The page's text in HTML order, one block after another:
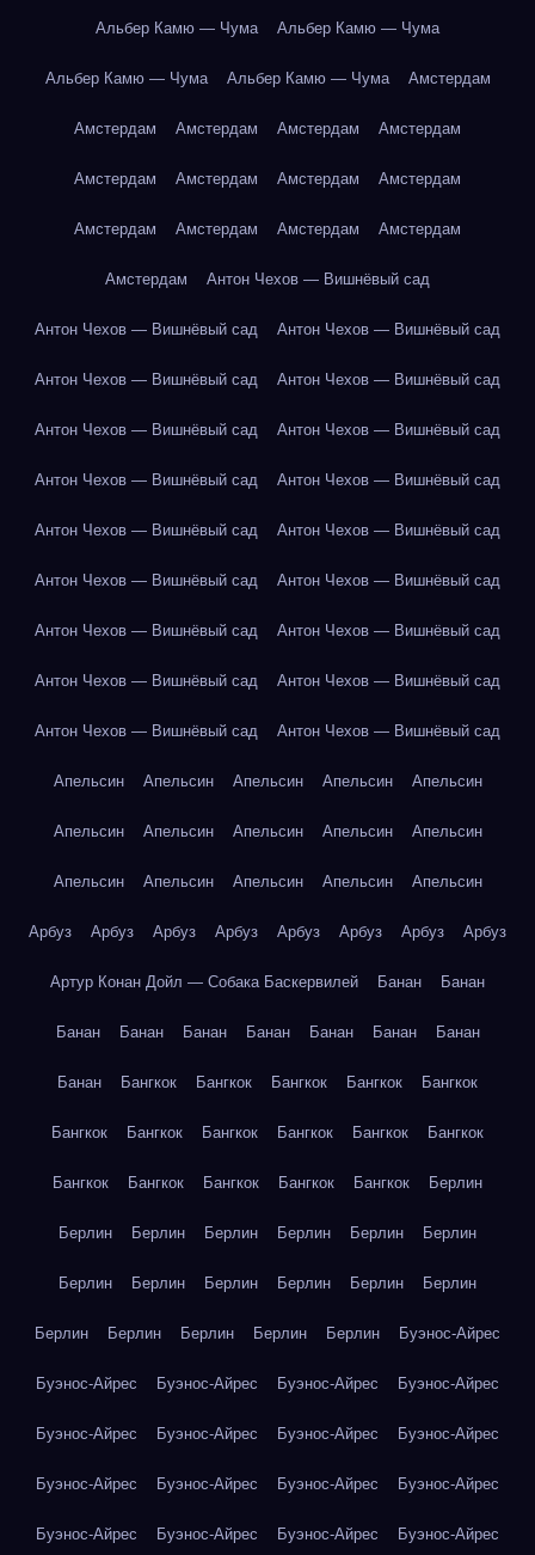
Альбер Камю — Чума Альбер Камю — Чума
Альбер Камю — Чума Альбер Камю — Чума Амстердам
Амстердам Амстердам Амстердам Амстердам
Амстердам Амстердам Амстердам Амстердам
Амстердам Амстердам Амстердам Амстердам
Амстердам Антон Чехов — Вишнёвый сад
Антон Чехов — Вишнёвый сад Антон Чехов — Вишнёвый сад
Антон Чехов — Вишнёвый сад Антон Чехов — Вишнёвый сад
Антон Чехов — Вишнёвый сад Антон Чехов — Вишнёвый сад
Антон Чехов — Вишнёвый сад Антон Чехов — Вишнёвый сад
Антон Чехов — Вишнёвый сад Антон Чехов — Вишнёвый сад
Антон Чехов — Вишнёвый сад Антон Чехов — Вишнёвый сад
Антон Чехов — Вишнёвый сад Антон Чехов — Вишнёвый сад
Антон Чехов — Вишнёвый сад Антон Чехов — Вишнёвый сад
Антон Чехов — Вишнёвый сад Антон Чехов — Вишнёвый сад
Апельсин Апельсин Апельсин Апельсин Апельсин
Апельсин Апельсин Апельсин Апельсин Апельсин
Апельсин Апельсин Апельсин Апельсин Апельсин
Арбуз Арбуз Арбуз Арбуз Арбуз Арбуз Арбуз Арбуз
Артур Конан Дойл — Собака Баскервилей Банан Банан
Банан Банан Банан Банан Банан Банан Банан
Банан Бангкок Бангкок Бангкок Бангкок Бангкок
Бангкок Бангкок Бангкок Бангкок Бангкок Бангкок
Бангкок Бангкок Бангкок Бангкок Бангкок Берлин
Берлин Берлин Берлин Берлин Берлин Берлин
Берлин Берлин Берлин Берлин Берлин Берлин
Берлин Берлин Берлин Берлин Берлин Буэнос-Айрес
Буэнос-Айрес Буэнос-Айрес Буэнос-Айрес Буэнос-Айрес
Буэнос-Айрес Буэнос-Айрес Буэнос-Айрес Буэнос-Айрес
Буэнос-Айрес Буэнос-Айрес Буэнос-Айрес Буэнос-Айрес
Буэнос-Айрес Буэнос-Айрес Буэнос-Айрес Буэнос-Айрес